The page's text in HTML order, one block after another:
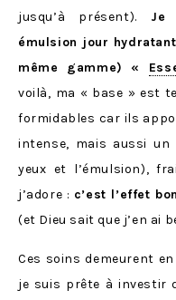
jusqu’à présent). Je
émulsion jour
même gamme) «
voilà, ma « base » est
formidables car ils
intense, mais aussi
yeux et l’émulsion),
j’adore : c’est l’effet
(et Dieu sait que j’en ai
Ces soins demeurent
je suis prête à investir